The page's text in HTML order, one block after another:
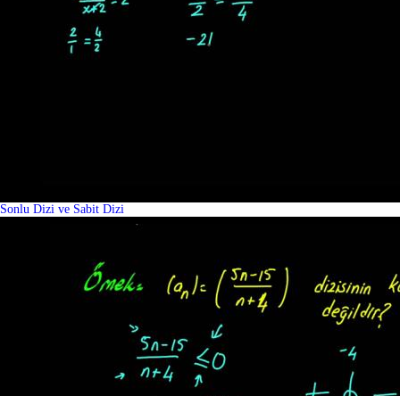
Sonlu Dizi ve Sabit Dizi